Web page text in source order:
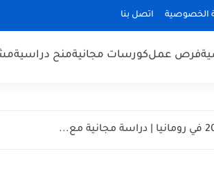
الخصوصية اتصل بنا
فرص عملكورسات مجانيةمنح دراسية